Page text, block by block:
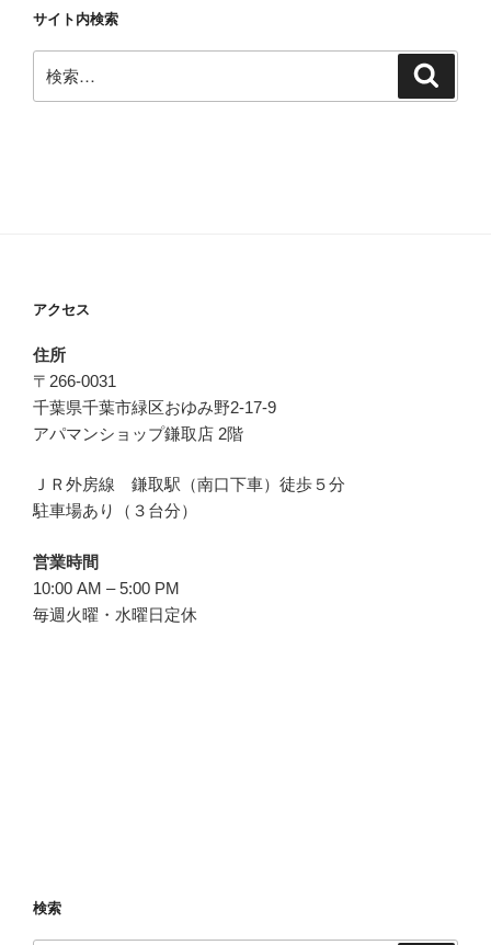
サイト内検索
索:
アクセス
住所
〒266-0031
千葉県千葉市緑区おゆみ野2-17-9
アパマンショップ鎌取店 2階
ＪＲ外房線 鎌取駅（南口下車）徒歩５分
駐車場あり（３台分）
営業時間
10:00 AM – 5:00 PM
毎週火曜・水曜日定休
検索